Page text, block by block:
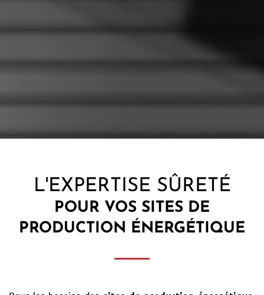
L'EXPERTISE SÛRETÉ
POUR VOS SITES DE
PRODUCTION ÉNERGÉTIQUE